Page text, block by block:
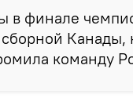
в финале
Канады,
команду